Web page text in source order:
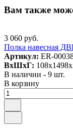
Вам также
3 060 руб.
Полка навесная
Артикул: ER-
ВxШxГ:
В наличии - 9 шт.
В корзину